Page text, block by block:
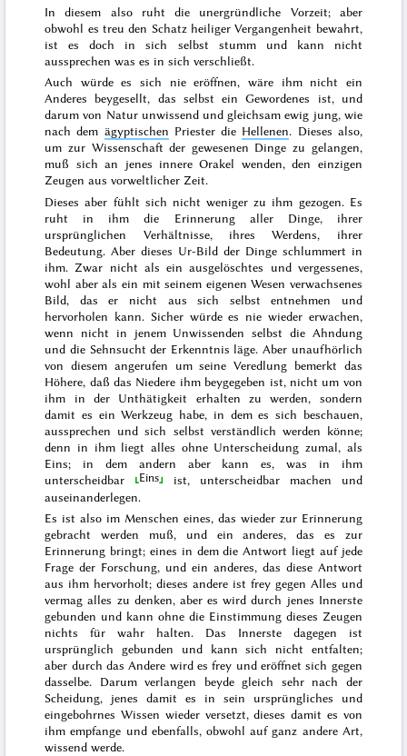
In diesem also ruht die unergründliche Vorzeit; aber
obwohl es treu den Schatz heiliger Vergangenheit bewahrt,
ist es doch in sich selbst stumm und kann nicht
aussprechen was es in sich verschließt.
Auch würde es sich nie eröffnen, wäre ihm nicht ein
Anderes beygesellt, das selbst einGewordenes ist, und
darumvon Natur unwissend und gleichsam ewig jung, wie
nach dem ägyptischen Priesterdie Hellenen. Dieses also,
um zur Wissenschaft der gewesenen Dinge zu gelangen,
muß sich an jenes innere Orakel wenden, den einzigen
Zeugen aus vorweltlicher Zeit.
Dieses aber fühlt sich nicht weniger zu ihm gezogen. Es
ruht in ihm die Erinnerung aller Dinge, ihrer
ursprünglichen Verhältnisse, ihres Werdens, ihrer
Bedeutung. Aber dieses Ur-Bild der Dinge schlummert in
ihm. Zwar nicht als ein ausgelöschtes und vergessenes,
wohl aber als ein mit seinem eigenen Wesen verwachsenes
Bild, das er nicht aus sich selbst entnehmen und
hervorholen kann. Sicher würde es nie wieder erwachen,
wenn nicht in jenem Unwissenden selbst die Ahndung
und die Sehnsucht der Erkenntnis läge. Aber unaufhörlich
von diesem angerufen um seine Veredlung bemerkt das
Höhere, daß das Niedere ihm beygegeben ist, nicht um von
ihm in der Unthätigkeit erhalten zu werden, sondern
damit es ein Werkzeug habe, in dem es sich beschauen,
aussprechen und sich selbst verständlich werden könne;
denn in ihm liegt alles ohne Unterscheidung zumal, als
Eins; in dem andern aber kann es, was in ihm
unterscheidbar
Eins
ist, unterscheidbar machen und
auseinanderlegen.
Es ist also im Menschen eines, das wieder zur Erinnerung
gebracht werden muß, und ein anderes, das es zur
Erinnerung bringt; eines in dem die Antwort liegt auf jede
Frage der Forschung, und ein anderes, das diese Antwort
aus ihm hervorholt; dieses andere ist frey gegen Alles und
vermag alles zu denken, aber es wird durch jenes Innerste
gebunden und kann ohne die Einstimmung dieses Zeugen
nichts für wahr halten. Das Innerste dagegen ist
ursprünglich gebunden und kann sich nicht entfalten;
aber durch das Andere wird es frey und eröffnet sich gegen
dasselbe. Darum verlangen beyde gleich sehr nach der
Scheidung, jenes damit es in sein ursprüngliches und
eingebohrnes Wissen wieder versetzt, dieses damit es von
ihm empfange und ebenfalls, obwohl auf ganz andere Art,
wissend werde.